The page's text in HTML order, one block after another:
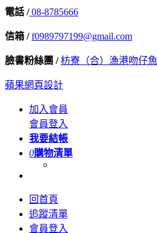
電話 /08-8785666
信箱 /f0989797199@gmail.com
臉書粉絲團 /枋寮（合）漁港吻仔魚
蘋果網頁設計
加入會員
會員登入
我要結帳
0購物清單
回首頁
追蹤清單
會員登入